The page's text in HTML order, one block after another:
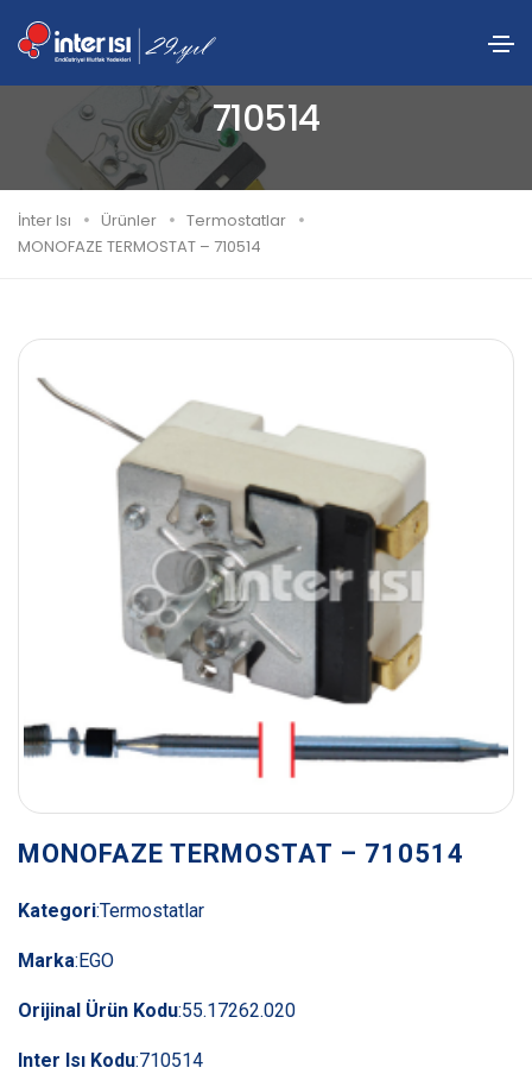
MONOFAZE TERMOSTAT –
710514
İnter Isı Ürünler
Termostatlar
MONOFAZE TERMOSTAT – 710514
MONOFAZE TERMOSTAT – 710514
Kategori:Termostatlar
Marka: EGO
Orijinal Ürün Kodu:55.17262.020
Inter Isı Kodu:710514